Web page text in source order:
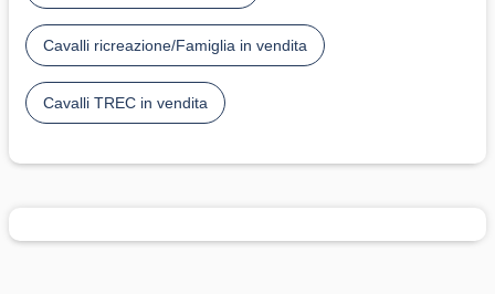
Cavalli ricreazione/Famiglia in vendita
Cavalli TREC in vendita